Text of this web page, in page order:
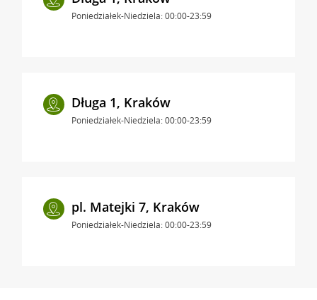
Poniedziałek-Niedziela: 00:00-23:59
Długa 1, Kraków
Poniedziałek-Niedziela: 00:00-23:59
pl. Matejki 7, Kraków
Poniedziałek-Niedziela: 00:00-23:59